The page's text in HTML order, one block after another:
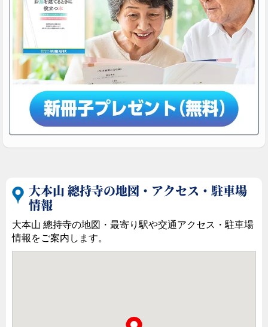
大本山 總持寺の地図・アクセス・駐車場
情報
大本山 總持寺の地図・最寄り駅や交通アクセス・駐車場
情報をご案内します。